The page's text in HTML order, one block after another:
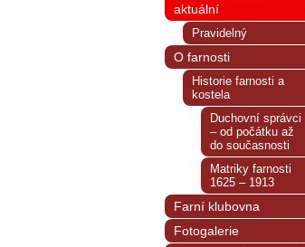
aktuální
Pravidelný
O farnosti
Historie farnosti a
kostela
Duchovní správci
– od počátku až
do současnosti
Matriky farnosti
1625 – 1913
Farní klubovna
Fotogalerie